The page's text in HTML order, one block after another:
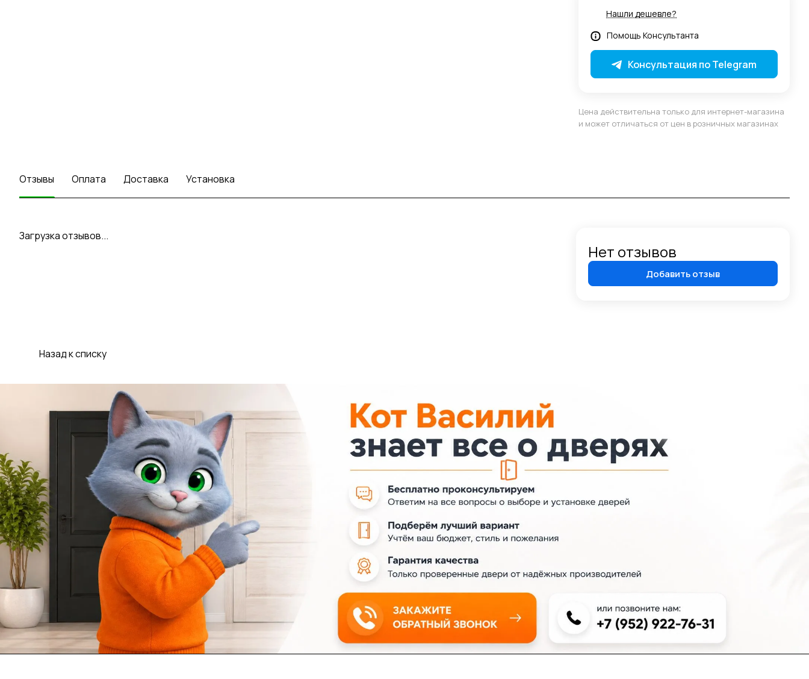
Нашли дешевле?
Помощь Консультанта
Консультация по Telegram
Цена действительна только для интернет-магазина
и может отличаться от цен в розничных магазинах
Отзывы Оплата Доставка Установка
Загрузка отзывов...
Нет отзывов
Добавить отзыв
Назад к списку